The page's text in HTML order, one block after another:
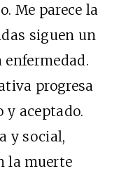
Me parece la
siguen un
progresa
aceptado.
y social,
la muerte